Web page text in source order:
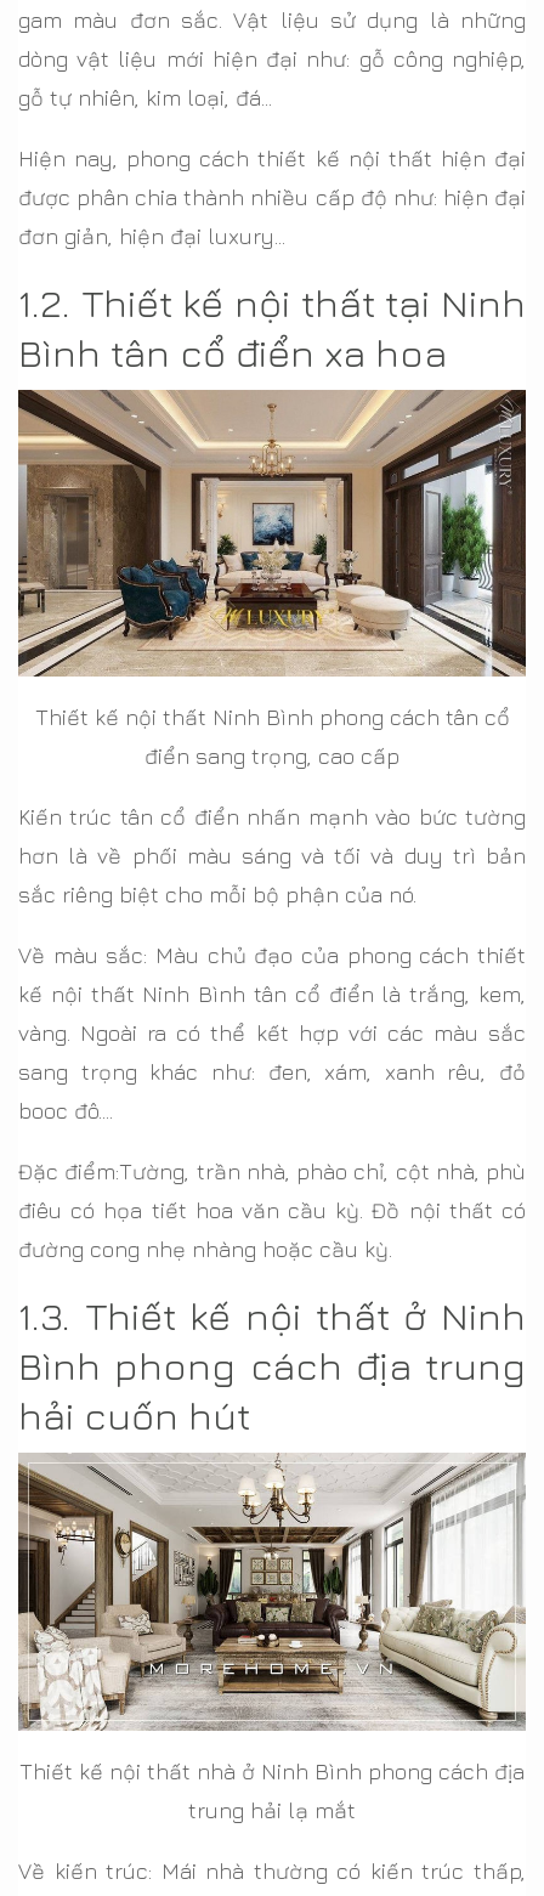
gam màu đơn sắc. Vật liệu sử dụng là những
dòng vật liệu mới hiện đại như: gỗ công nghiệp,
gỗ tự nhiên, kim loại, đá…
Hiện nay, phong cách thiết kế nội thất hiện đại
được phân chia thành nhiều cấp độ như: hiện đại
đơn giản, hiện đại luxury…
1.2. Thiết kế nội thất tại Ninh
Bình tân cổ điển xa hoa
Thiết kế nội thất Ninh Bình phong cách tân cổ
điển sang trọng, cao cấp
Kiến trúc tân cổ điển nhấn mạnh vào bức tường
hơn là về phối màu sáng và tối và duy trì bản
sắc riêng biệt cho mỗi bộ phận của nó.
Về màu sắc: Màu chủ đạo của phong cách thiết
kế nội thất Ninh Bình tân cổ điển là trắng, kem,
vàng. Ngoài ra có thể kết hợp với các màu sắc
sang trọng khác như: đen, xám, xanh rêu, đỏ
booc đô….
Đặc điểm:Tường, trần nhà, phào chỉ, cột nhà, phù
điêu có họa tiết hoa văn cầu kỳ. Đồ nội thất có
đường cong nhẹ nhàng hoặc cầu kỳ.
1.3. Thiết kế nội thất ở Ninh
Bình phong cách địa trung
hải cuốn hút
Thiết kế nội thất nhà ở Ninh Bình phong cách địa
trung hải lạ mắt
Về kiến trúc: Mái nhà thường có kiến trúc thấp,